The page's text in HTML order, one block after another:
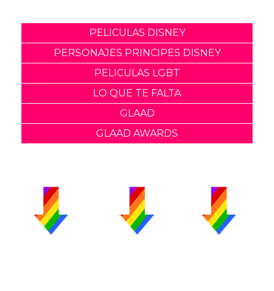
PELICULAS DISNEY
PERSONAJES PRINCIPES DISNEY
PELICULAS LGBT
LO QUE TE FALTA
GLAAD
GLAAD AWARDS